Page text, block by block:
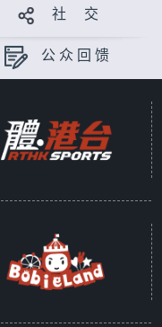
社 交
公众回馈